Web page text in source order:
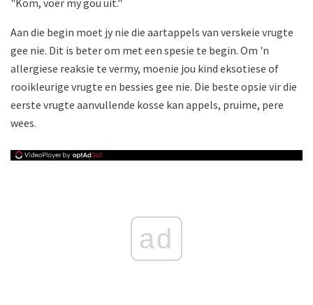
Aan die begin moet jy nie die aartappels van verskeie vrugte
gee nie. Dit is beter om met een spesie te begin. Om 'n
allergiese reaksie te vermy, moenie jou kind eksotiese of
rooikleurige vrugte en bessies gee nie. Die beste opsie vir die
eerste vrugte aanvullende kosse kan appels, pruime, pere
wees.
ad